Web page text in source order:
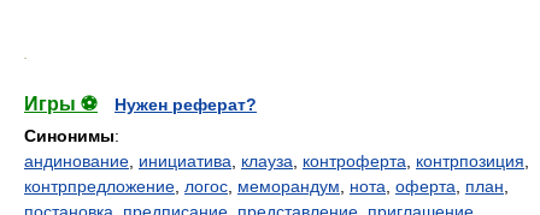
Игры ⚽
Нужен реферат?
Синонимы:
андинование инициатива клауза контроферта контрпозиция
контрпредложение логос меморандум нота оферта план